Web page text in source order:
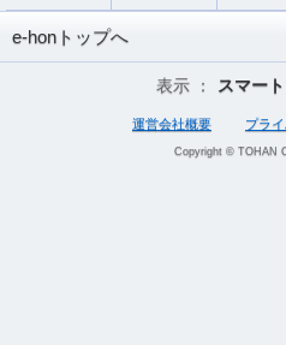
e-honトップへ
表示 ： スマー
運営会社概要 プラ
Copyright © TOHAN